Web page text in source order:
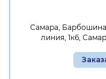
Самара,
линия, 1к6,